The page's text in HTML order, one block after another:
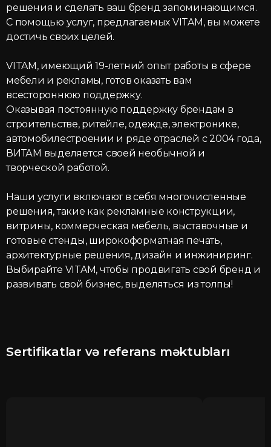
решения и сделать ваш бренд запоминающимся.
C помощью услуг, предлагаемых VITAM, вы можете
достичь своих целей.
VITAM, имеющий 19-летний опыт работы в сфере
мебели и рекламы, готов оказать вам
всестороннюю поддержку.
Оказывая постоянную поддержку брендам в
строительстве, ритейле, одежде, электронике,
автомобилестроении и ряде отраслей с 2004 года,
ВИТАМ выделяется своей необычной и
творческой работой.
Наши услуги включают в себя многочисленные
решения, такие как рекламные конструкции,
витрины, коммерческая мебель, выставочные и
готовые стенды, широкоформатная печать,
архитектурные решения, дизайн и инжиниринг.
Выбирайте VITAM, чтобы продвигать свой бренд и
развивать свой бизнес, выделяться из толпы!
Sertifikatlar və referans məktubları